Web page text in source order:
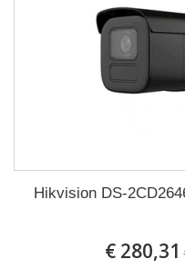
Hikvision DS-
€ 280,31